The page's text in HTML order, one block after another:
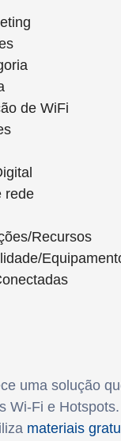
de WiFi
rede
Recursos
uma solução
Wi-Fi e
materiais